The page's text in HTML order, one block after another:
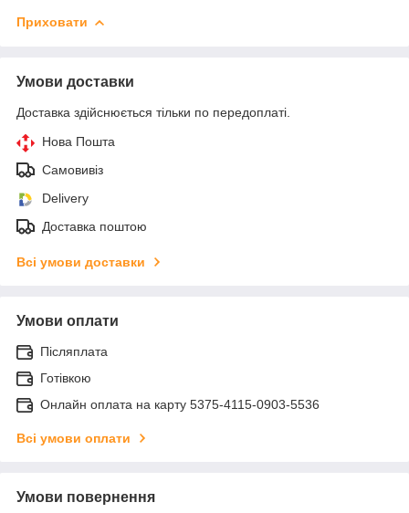
Приховати
Умови доставки
Доставка здійснюється тільки по передоплаті.
Нова Пошта
Самовивіз
Delivery
Доставка поштою
Всі умови доставки
Умови оплати
Післяплата
Готівкою
Онлайн оплата на карту 5375-4115-0903-5536
Всі умови оплати
Умови повернення